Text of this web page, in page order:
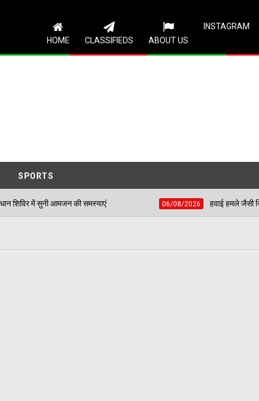
HOME CLASSIFIEDS ABOUT US
INSTAGRAM
SPORTS
की समस्याएं 06/08/2026 हवाई हमले जैसी स्थिति से निपटने के